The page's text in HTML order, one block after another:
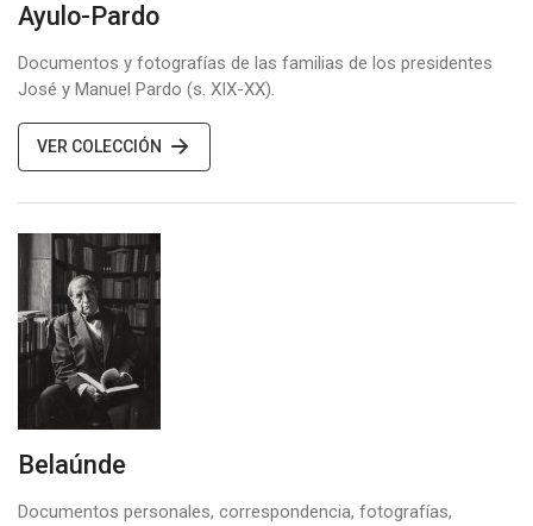
Ayulo-Pardo
Documentos y fotografías de las familias de los presidentes
José y Manuel Pardo (s. XIX-XX).
VER COLECCIÓN
Belaúnde
Documentos personales, correspondencia, fotografías,